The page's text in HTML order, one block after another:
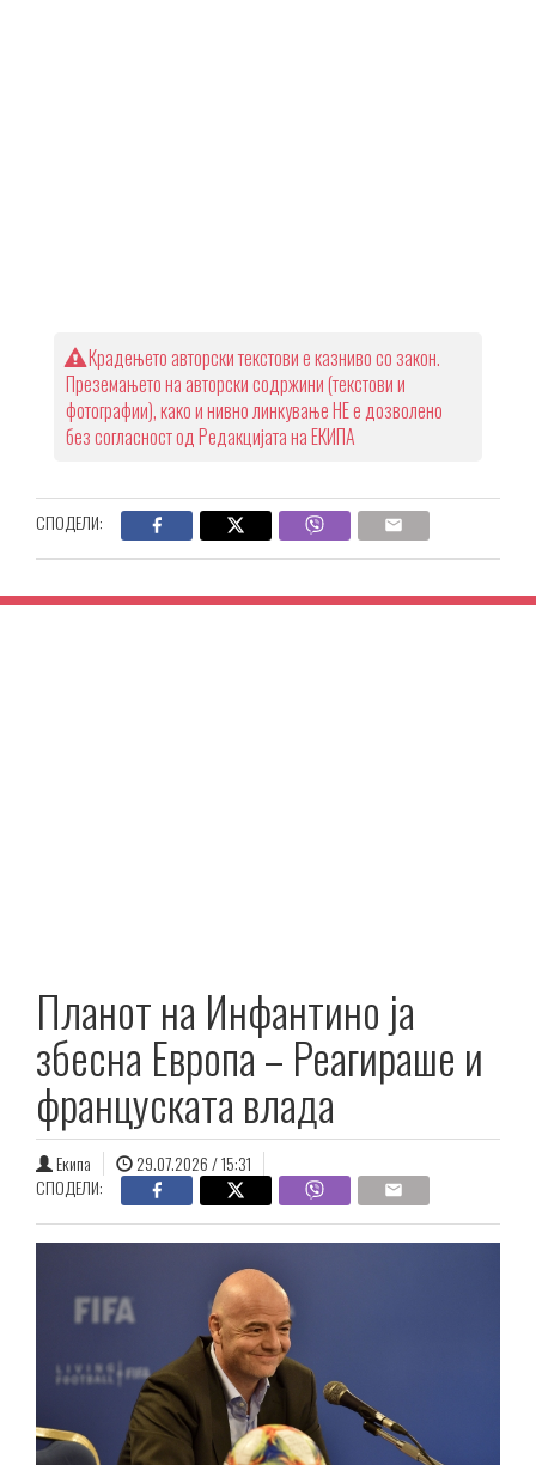
Крадењето авторски текстови е казниво со закон.
Преземањето на авторски содржини (текстови и
фотографии), како и нивно линкување НЕ е дозволено
без согласност од Редакцијата на ЕКИПА
СПОДЕЛИ:
Планот на Инфантино ја
збесна Европа – Реагираше и
француската влада
Екипа
29.07.2026 / 15:31
СПОДЕЛИ: